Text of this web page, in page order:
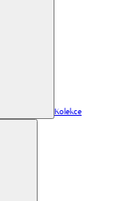
Kolekce